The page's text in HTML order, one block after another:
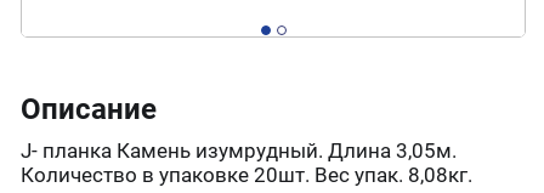
Описание
J- планка Камень изумрудный. Длина 3,05м.
Количество в упаковке 20шт. Вес упак. 8,08кг.